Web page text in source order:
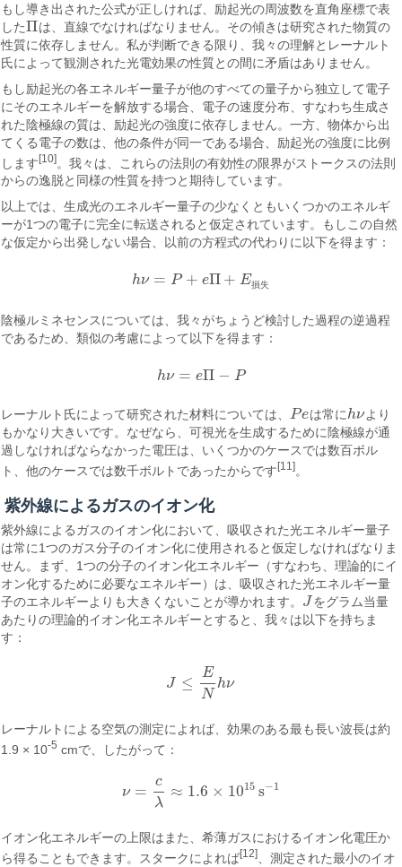
もし導き出された公式が正しければ、励起光の周波数を直角座標で表
したΠ
Π は、直線でなければなりません。その傾きは研究された物質の
性質に依存しません。私が判断できる限り、我々の理解とレーナルト
氏によって観測された光電効果の性質との間に矛盾はありません。
もし励起光の各エネルギー量子が他のすべての量子から独立して電子
にそのエネルギーを解放する場合、電子の速度分布、すなわち生成さ
れた陰極線の質は、励起光の強度に依存しません。一方、物体から出
てくる電子の数は、他の条件が同一である場合、励起光の強度に比例
します[10]。我々は、これらの法則の有効性の限界がストークスの法則
からの逸脱と同様の性質を持つと期待しています。
以上では、生成光のエネルギー量子の少なくともいくつかのエネルギ
ーが1つの電子に完全に転送されると仮定されています。もしこの自然
な仮定から出発しない場合、以前の方程式の代わりに以下を得ます：
hν = P + eΠ + E損失
hν =P +e Π+E 損失
陰極ルミネセンスについては、我々がちょうど検討した過程の逆過程
であるため、類似の考慮によって以下を得ます：
hν = eΠ − P
hν= eΠ− P
レーナルト氏によって研究された材料については、 Pe
Pe は常にhν
hν より
もかなり大きいです。なぜなら、可視光を生成するために陰極線が通
過しなければならなかった電圧は、いくつかのケースでは数百ボル
ト、他のケースでは数千ボルトであったからです[11]。
紫外線によるガスのイオン化
紫外線によるガスのイオン化において、吸収された光エネルギー量子
は常に1つのガス分子のイオン化に使用されると仮定しなければなりま
せん。まず、1つの分子のイオン化エネルギー（すなわち、理論的にイ
オン化するために必要なエネルギー）は、吸収された光エネルギー量
子のエネルギーよりも大きくないことが導かれます。 J
J をグラム当量
あたりの理論的イオン化エネルギーとすると、我々は以下を持ちま
す：
J ≤
E
N
hν
J≤ ENhν
レーナルトによる空気の測定によれば、効果のある最も長い波長は約
1.9 × 10-5 cmで、したがって：
ν =
c
λ
≈ 1.6 × 1015 s−1
=c λ≈1.6×1015s−1
イオン化エネルギーの上限はまた、希薄ガスにおけるイオン化電圧か
ら得ることもできます。スタークによれば[12]
、測定された最小のイオ